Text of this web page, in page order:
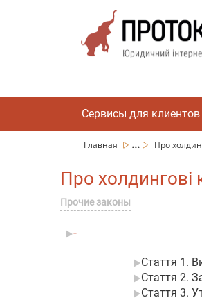
Сервисы для клиентов
Главная ... Про
Про холдингові
Прочие законы
-
Стаття 1.
Стаття 2.
Стаття 3.